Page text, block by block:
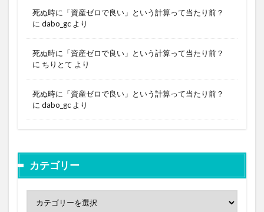
死ぬ時に「資産ゼロで良い」という計算って当たり前？
に dabo_gc より
死ぬ時に「資産ゼロで良い」という計算って当たり前？
に ちりとて より
死ぬ時に「資産ゼロで良い」という計算って当たり前？
に dabo_gc より
カテゴリー